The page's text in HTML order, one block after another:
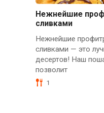
Нежнейшие
сливками
Нежнейшие
сливками — это
десертов! Наш
позволит
1